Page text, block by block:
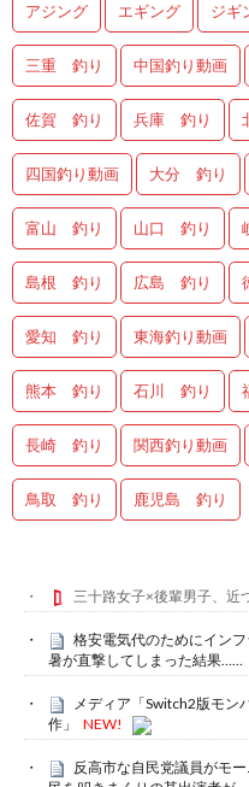
アジング エギング ジギ
三重 釣り 中国釣り動画
佐賀 釣り 兵庫 釣り
四国釣り動画 大分 釣り
富山 釣り 山口 釣り
島根 釣り 広島 釣り
愛知 釣り 東海釣り動画
熊本 釣り 石川 釣り
長崎 釣り 関西釣り動画
鳥取 釣り 鹿児島 釣り
三十路女子×後輩男子、近
格安電気代のためにイン
暑が直撃してしまった結果……
メディア「Switch2版モン
作」
NEW!
反高市な自民党議員がモ